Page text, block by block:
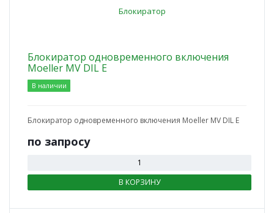
Блокиратор одновременного включения
Moeller MV DIL E
В наличии
Блокиратор одновременного включения Moeller MV DIL E
по запросу
В КОРЗИНУ